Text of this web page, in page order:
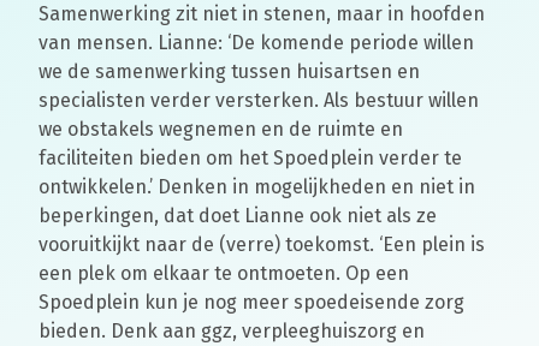
Samenwerking zit niet in stenen, maar in hoofden
van mensen. Lianne: ‘De komende periode willen
we de samenwerking tussen huisartsen en
specialisten verder versterken. Als bestuur willen
we obstakels wegnemen en de ruimte en
faciliteiten bieden om het Spoedplein verder te
ontwikkelen.’ Denken in mogelijkheden en niet in
beperkingen, dat doet Lianne ook niet als ze
vooruitkijkt naar de (verre) toekomst. ‘Een plein is
een plek om elkaar te ontmoeten. Op een
Spoedplein kun je nog meer spoedeisende zorg
bieden. Denk aan ggz, verpleeghuiszorg en